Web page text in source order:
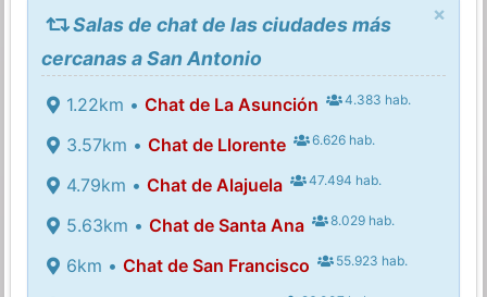
×
Salas de chat de las ciudades más
cercanas a San Antonio
1.22km • Chat de La Asunción 4.383 hab.
3.57km • Chat de Llorente 6.626 hab.
4.79km • Chat de Alajuela 47.494 hab.
5.63km • Chat de Santa Ana 8.029 hab.
6km • Chat de San Francisco 55.923 hab.